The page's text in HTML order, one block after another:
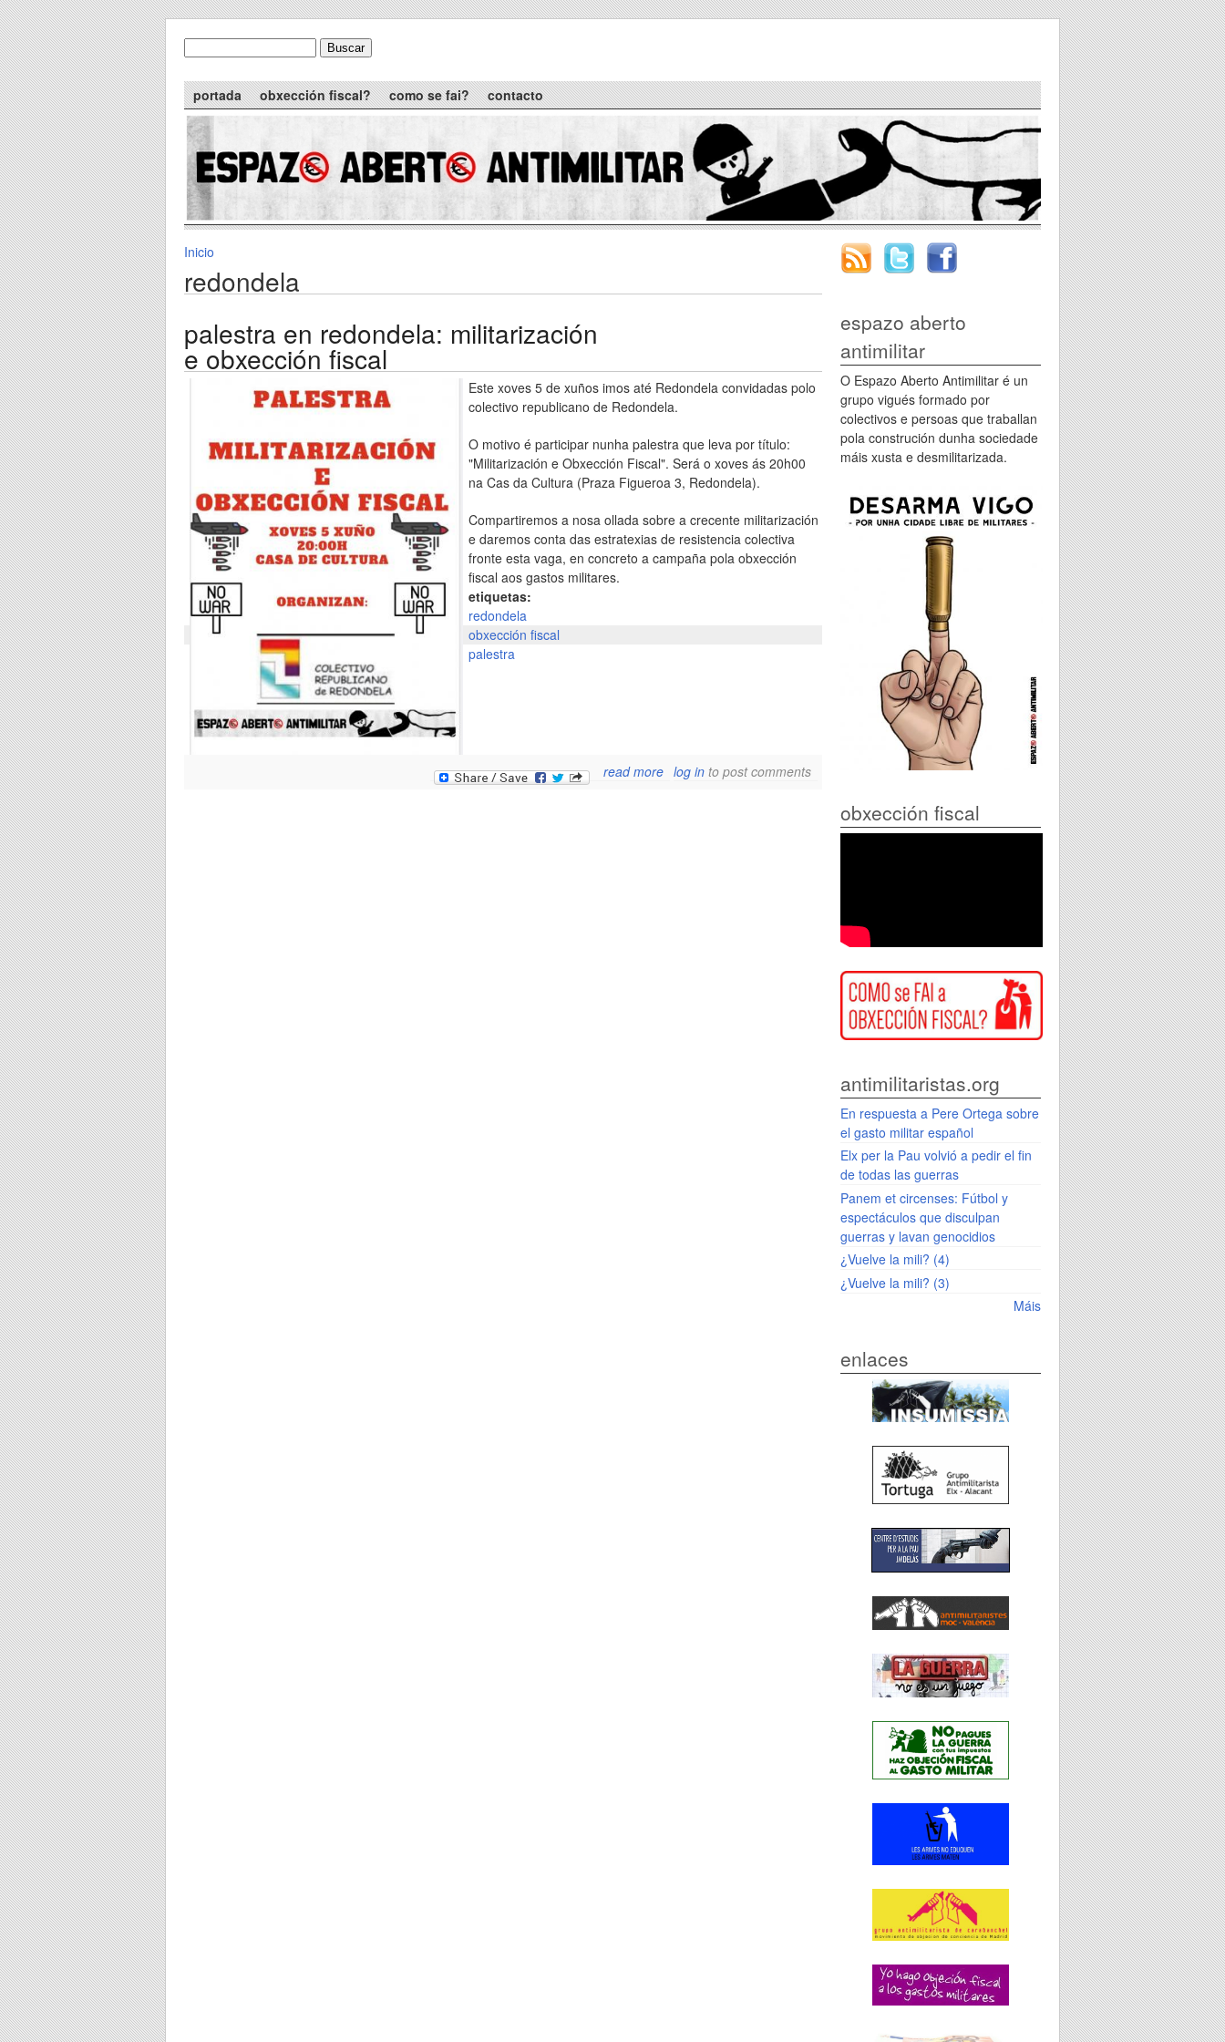
Skip to main content
formulario de busca
Main menu
portada obxección fiscal? como se fai? contacto
You are here
Inicio
redondela
palestra en redondela: militarización
e obxección fiscal
Este xoves 5 de xuños imos até Redondela convidadas polo
colectivo republicano de Redondela.
O motivo é participar nunha palestra que leva por título:
"Militarización e Obxección Fiscal". Será o xoves ás 20h00
na Cas da Cultura (Praza Figueroa 3, Redondela).
Compartiremos a nosa ollada sobre a crecente militarización
e daremos conta das estratexias de resistencia colectiva
fronte esta vaga, en concreto a campaña pola obxección
fiscal aos gastos militares.
etiquetas:
redondela
obxección fiscal
palestra
read more
about palestra en
redondela: militarización e
log in to post comments
espazo aberto
antimilitar
O Espazo Aberto Antimilitar é un
grupo vigués formado por
colectivos e persoas que traballan
pola construción dunha sociedade
máis xusta e desmilitarizada.
obxección fiscal
antimilitaristas.org
En respuesta a Pere Ortega sobre
el gasto militar español
Elx per la Pau volvió a pedir el fin
de todas las guerras
Panem et circenses: Fútbol y
espectáculos que disculpan
guerras y lavan genocidios
¿Vuelve la mili? (4)
¿Vuelve la mili? (3)
Máis
enlaces